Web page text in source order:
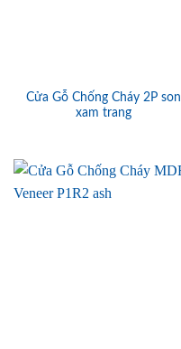
Cửa Gỗ Chống Cháy 2P son
xam trang